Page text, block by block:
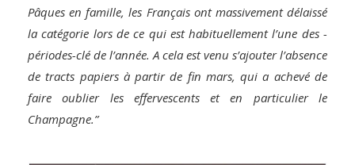
Pâques en famille, les Français ont massivement délaissé
la catégorie lors de ce qui est habituellement l’une des ­
périodes-clé de l’année. A cela est venu s’ajouter l’absence
de tracts papiers à partir de fin mars, qui a achevé de
faire oublier les effervescents et en particulier le
Champagne.”